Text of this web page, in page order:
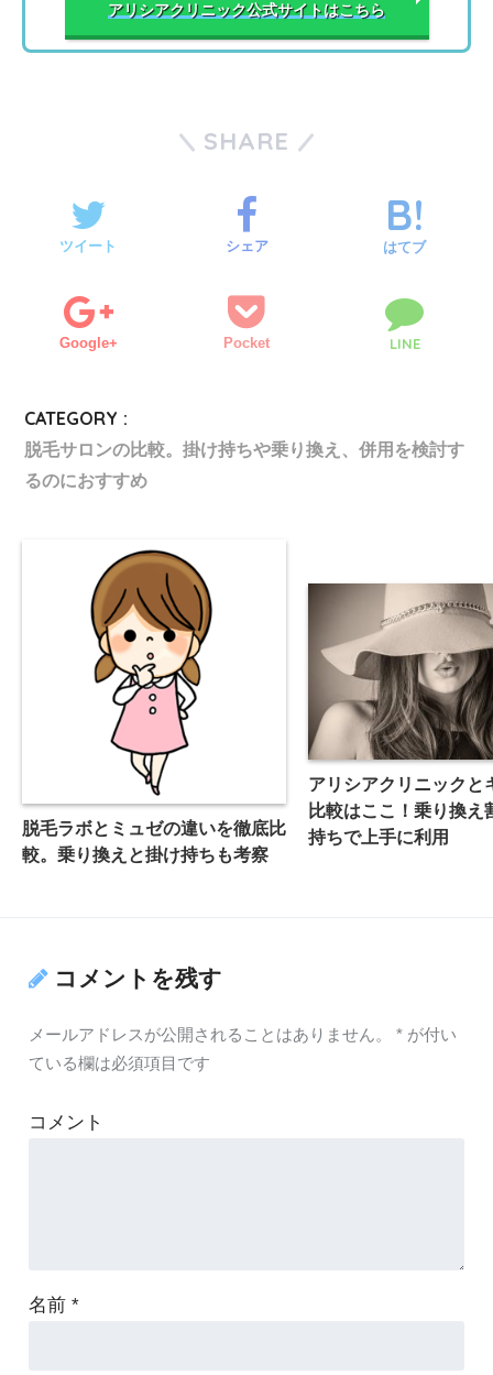
アリシアクリニック公式サイトはこちら
SHARE
ツイート シェア はてブ
Google+ Pocket LINE
CATEGORY :
脱毛サロンの比較。掛け持ちや乗り換え、併用を検討す
るのにおすすめ
脱毛ラボとミュゼの違いを徹底比
較。乗り換えと掛け持ちも考察
アリシアクリニックと
比較はここ！乗り換え
持ちで上手に利用
コメントを残す
メールアドレスが公開されることはありません。 *が付い
ている欄は必須項目です
コメント
名前 *